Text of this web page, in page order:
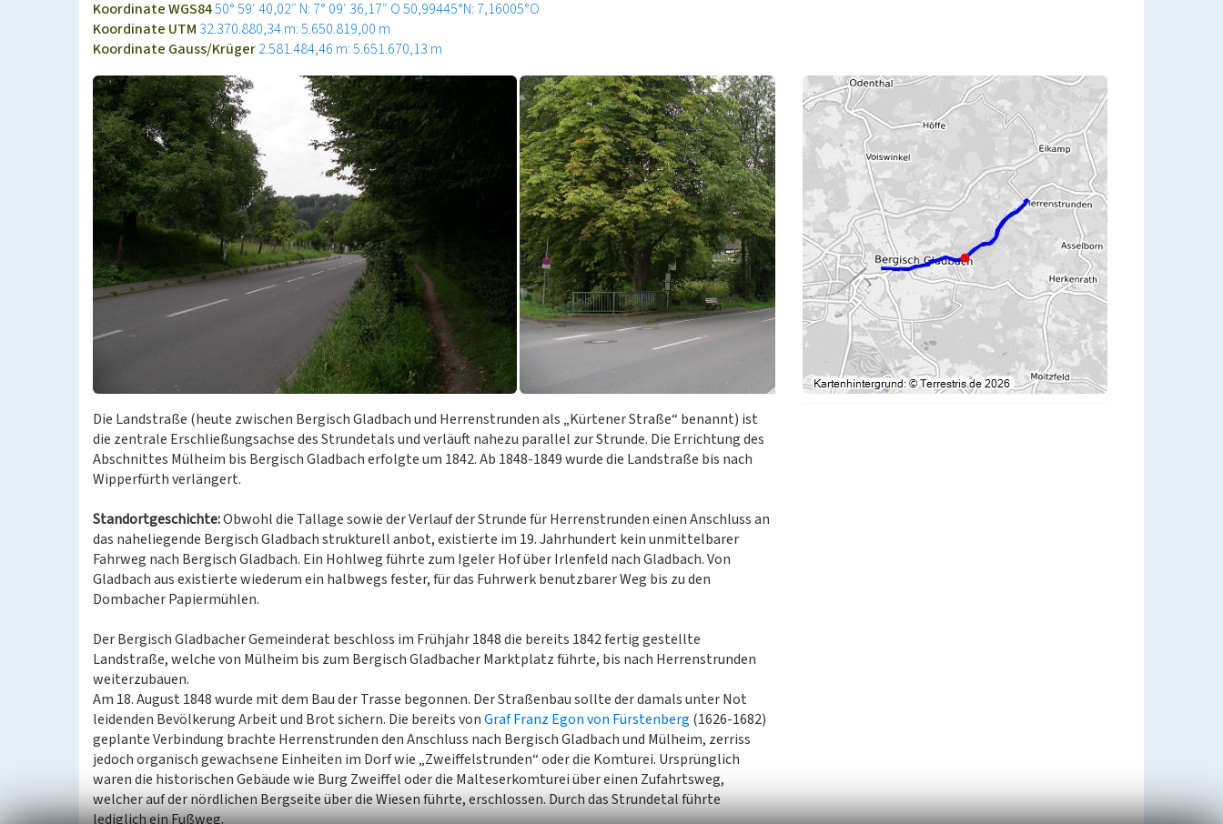
Koordinate WGS8450° 59′ 40,02″ N: 7° 09′ 36,17″ O50,99445°N: 7,16005°O
Koordinate UTM 32.370.880,34 m: 5.650.819,00 m
Koordinate Gauss/Krüger2.581.484,46 m: 5.651.670,13 m
Die Landstraße (heute zwischen Bergisch Gladbach und Herrenstrunden als „Kürtener Straße“ benannt) ist
die zentrale Erschließungsachse des Strundetals und verläuft nahezu parallel zur Strunde. Die Errichtung des
Abschnittes Mülheim bis Bergisch Gladbach erfolgte um 1842. Ab 1848-1849 wurde die Landstraße bis nach
Wipperfürth verlängert.
Standortgeschichte:Obwohl die Tallage sowie der Verlauf der Strunde für Herrenstrunden einen Anschluss an
das naheliegende Bergisch Gladbach strukturell anbot, existierte im 19. Jahrhundert kein unmittelbarer
Fahrweg nach Bergisch Gladbach. Ein Hohlweg führte zum Igeler Hof über Irlenfeld nach Gladbach. Von
Gladbach aus existierte wiederum ein halbwegs fester, für das Fuhrwerk benutzbarer Weg bis zu den
Dombacher Papiermühlen.
Der Bergisch Gladbacher Gemeinderat beschloss im Frühjahr 1848 die bereits 1842 fertig gestellte
Landstraße, welche von Mülheim bis zum Bergisch Gladbacher Marktplatz führte, bis nach Herrenstrunden
weiterzubauen.
Am 18. August 1848 wurde mit dem Bau der Trasse begonnen. Der Straßenbau sollte der damals unter Not
leidenden Bevölkerung Arbeit und Brot sichern. Die bereits vonGraf Franz Egon von Fürstenberg (1626-1682)
geplante Verbindung brachte Herrenstrunden den Anschluss nach Bergisch Gladbach und Mülheim, zerriss
jedoch organisch gewachsene Einheiten im Dorf wie „Zweiffelstrunden“ oder die Komturei. Ursprünglich
waren die historischen Gebäude wie Burg Zweiffel oder die Malteserkomturei über einen Zufahrtsweg,
welcher auf der nördlichen Bergseite über die Wiesen führte, erschlossen. Durch das Strundetal führte
lediglich ein Fußweg.